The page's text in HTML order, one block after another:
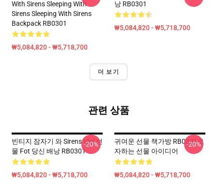
With Sirens Sleeping With
Sirens Sleeping With Sirens
Backpack RB0301
₩5,084,820 - ₩5,718,700
낭 RB0301
₩5,084,820 - ₩5,718,700
더 보기
관련 상품
빈티지 잠자기 와 Sirens Idol 선
물 Fot 당신 배낭 RB0301
₩5,084,820 - ₩5,718,700
-20%
귀여운 선물 책가방 RB0301로
자하는 선물 아이디어
₩5,084,820 - ₩5,718,700
-20%